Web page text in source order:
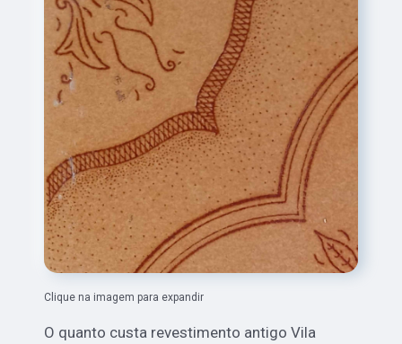
Clique na imagem para expandir
O quanto custa revestimento antigo Vila